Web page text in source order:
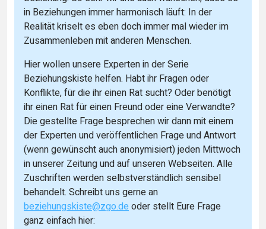
in Beziehungen immer harmonisch läuft: In der
Realität kriselt es eben doch immer mal wieder im
Zusammenleben mit anderen Menschen.
Hier wollen unsere Experten in der Serie
Beziehungskiste helfen. Habt ihr Fragen oder
Konflikte, für die ihr einen Rat sucht? Oder benötigt
ihr einen Rat für einen Freund oder eine Verwandte?
Die gestellte Frage besprechen wir dann mit einem
der Experten und veröffentlichen Frage und Antwort
(wenn gewünscht auch anonymisiert) jeden Mittwoch
in unserer Zeitung und auf unseren Webseiten. Alle
Zuschriften werden selbstverständlich sensibel
behandelt. Schreibt uns gerne an
beziehungskiste@zgo.deoder stellt Eure Frage
ganz einfach hier: